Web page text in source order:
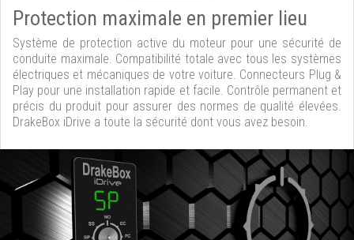
Protection maximale en premier lieu
Système de protection active du moteur pour une sécurité de
conduite maximale. Compatibilité totale avec tous les systèmes
électriques et mécaniques de votre voiture. Connecteurs Plug &
Play pour une installation rapide et facile. Contrôle permanent et
précis du produit pour assurer des normes de qualité élevées.
DrakeBox iDrive a toute la sécurité dont vous avez besoin.